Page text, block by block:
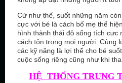
Cứ như thế, suốt những năm
cực với bé là cách bố mẹ thể
hình thành thái độ sống tích cực
cách tôn trọng mọi người. Cùng
các kỹ năng là lợi thế cho bé
cuộc sống riêng cũng như khi
HỆ THỐNG TRUNG